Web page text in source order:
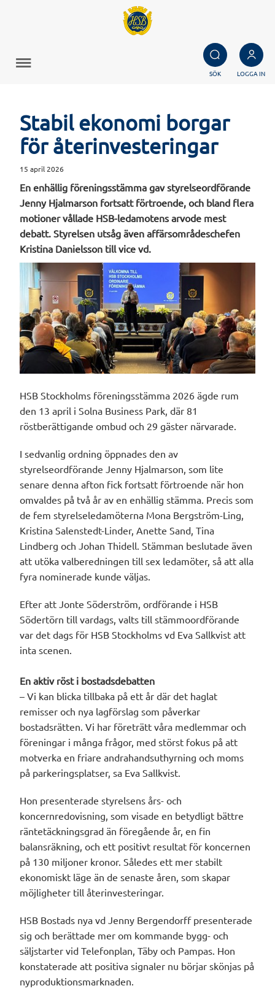
SÖK LOGGA IN
Stabil ekonomi borgar
för återinvesteringar
15 april 2026
En enhällig föreningsstämma gav styrelseordförande
Jenny Hjalmarson fortsatt förtroende, och bland flera
motioner vållade HSB-ledamotens arvode mest
debatt. Styrelsen utsåg även affärsområdeschefen
Kristina Danielsson till vice vd.
HSB Stockholms föreningsstämma 2026 ägde rum
den 13 april i Solna Business Park, där 81
röstberättigande ombud och 29 gäster närvarade.
I sedvanlig ordning öppnades den av
styrelseordförande Jenny Hjalmarson, som lite
senare denna afton fick fortsatt förtroende när hon
omvaldes på två år av en enhällig stämma. Precis som
de fem styrelseledamöterna Mona Bergström-Ling,
Kristina Salenstedt-Linder, Anette Sand, Tina
Lindberg och Johan Thidell. Stämman beslutade även
att utöka valberedningen till sex ledamöter, så att alla
fyra nominerade kunde väljas.
Efter att Jonte Söderström, ordförande i HSB
Södertörn till vardags, valts till stämmoordförande
var det dags för HSB Stockholms vd Eva Sallkvist att
inta scenen.
En aktiv röst i bostadsdebatten
– Vi kan blicka tillbaka på ett år där det haglat
remisser och nya lagförslag som påverkar
bostadsrätten. Vi har företrätt våra medlemmar och
föreningar i många frågor, med störst fokus på att
motverka en friare andrahandsuthyrning och moms
på parkeringsplatser, sa Eva Sallkvist.
Hon presenterade styrelsens års- och
koncernredovisning, som visade en betydligt bättre
räntetäckningsgrad än föregående år, en fin
balansräkning, och ett positivt resultat för koncernen
på 130 miljoner kronor. Således ett mer stabilt
ekonomiskt läge än de senaste åren, som skapar
möjligheter till återinvesteringar.
HSB Bostads nya vd Jenny Bergendorff presenterade
sig och berättade mer om kommande bygg- och
säljstarter vid Telefonplan, Täby och Pampas. Hon
konstaterade att positiva signaler nu börjar skönjas på
nyproduktionsmarknaden.